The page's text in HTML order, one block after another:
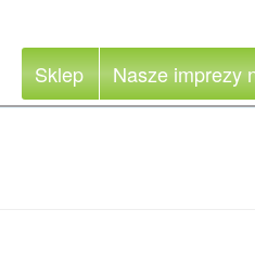
Sklep Nasze imprezy